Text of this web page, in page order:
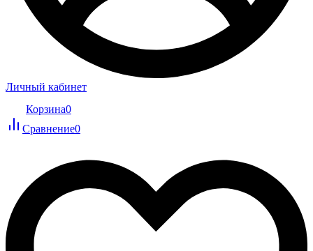
Личный кабинет
Корзина0
Сравнение0